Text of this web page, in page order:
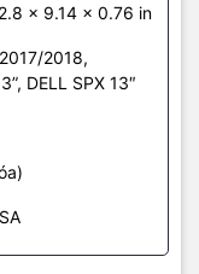
x 9.14 x 0.76 in
2018,
DELL SPX 13″